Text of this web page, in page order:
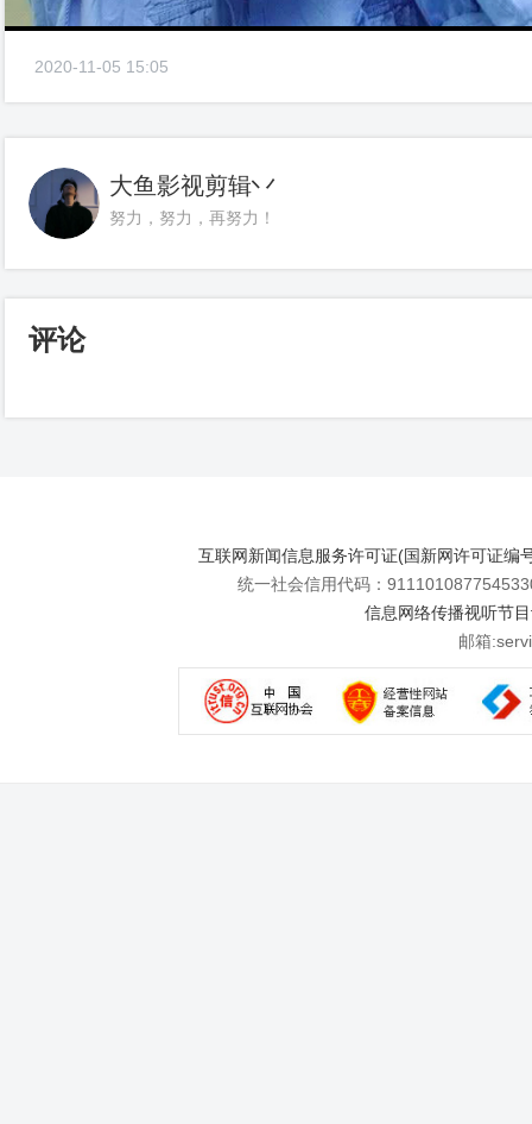
2020-11-05 15:05
大鱼影视剪辑丷
努力，努力，再努力！
评论
互联网新闻信息服务许可证(国新网许可证编
统一社会信用代码：
信息网络传播视听节
邮箱